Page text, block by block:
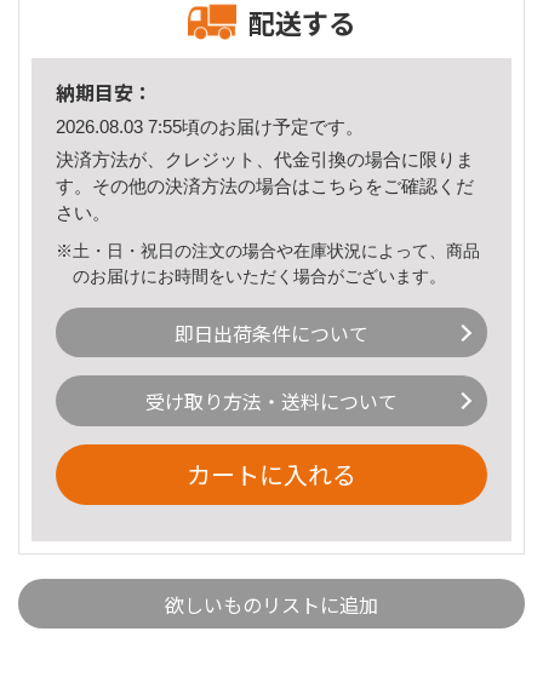
配送する
納期目安：
2026.08.03 7:55頃のお届け予定です。
決済方法が、クレジット、代金引換の場合に限りま
す。その他の決済方法の場合はこちら をご確認くだ
さい。
※土・日・祝日の注文の場合や在庫状況によって、商品
のお届けにお時間をいただく場合がございます。
即日出荷条件について
受け取り方法・送料について
カートに入れる
欲しいものリストに追加